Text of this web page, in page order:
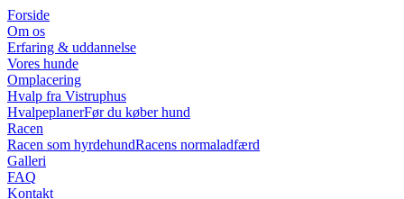
Forside
Om os
Erfaring & uddannelse
Vores hunde
Omplacering
Hvalp fra Vistruphus
HvalpeplanerFør du køber hund
Racen
Racen som hyrdehundRacens normaladfærd
Galleri
FAQ
Kontakt